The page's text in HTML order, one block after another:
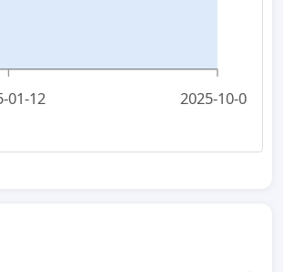
01-12 2025-10-08